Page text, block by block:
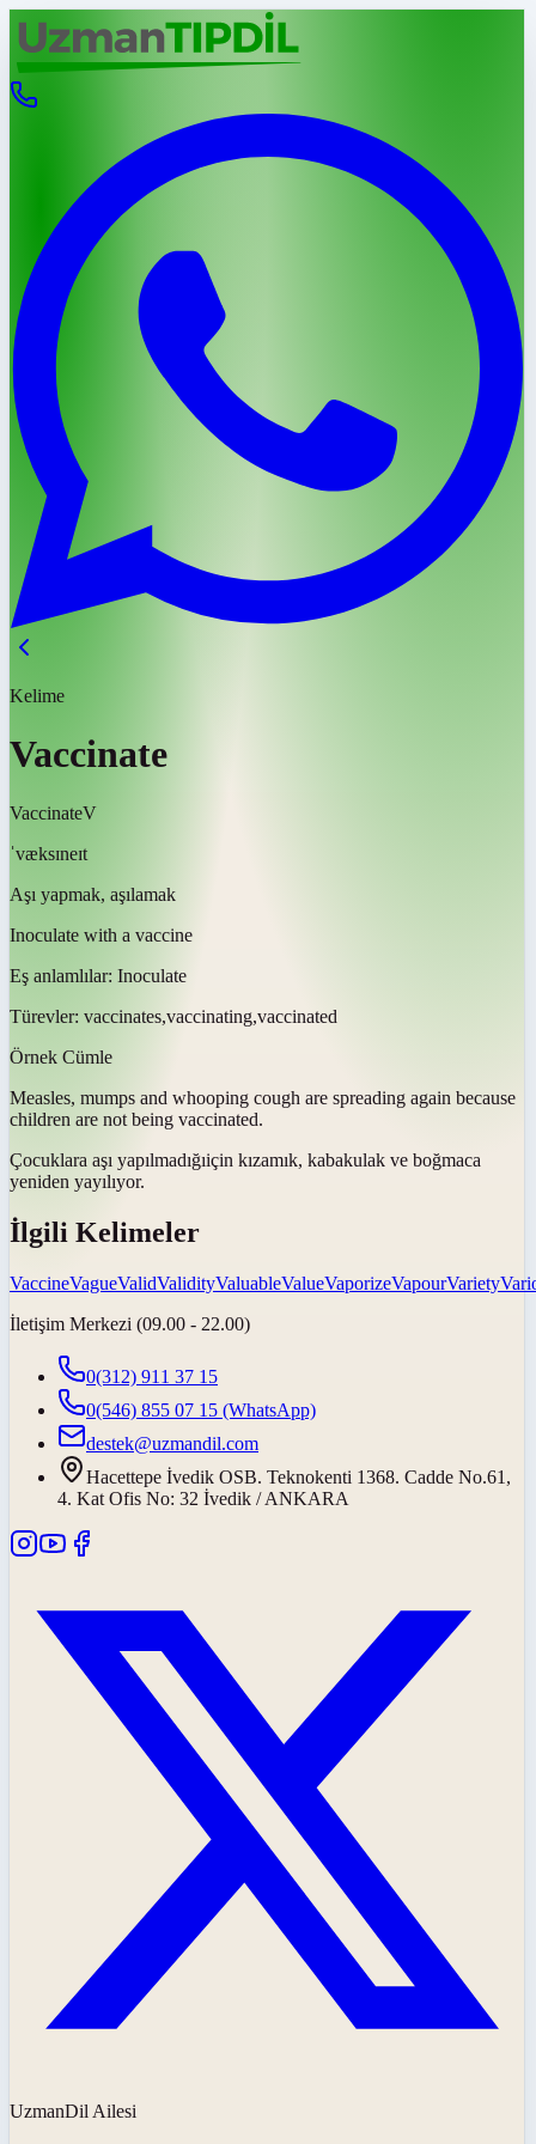
Kelime
Vaccinate
VaccinateV
ˈvæksɪneɪt
Aşı yapmak, aşılamak
Inoculate with a vaccine
Eş anlamlılar: Inoculate
Türevler: vaccinates,vaccinating,vaccinated
Örnek Cümle
Measles, mumps and whooping cough are spreading again because
children are not being vaccinated.
Çocuklara aşı yapılmadığıiçin kızamık, kabakulak ve boğmaca
yeniden yayılıyor.
İlgili Kelimeler
VaccineVagueValidValidityValuableValueVaporizeVapourVariety
İletişim Merkezi (09.00 - 22.00)
0(312) 911 37 15
0(546) 855 07 15 (WhatsApp)
destek@uzmandil.com
Hacettepe İvedik OSB. Teknokenti 1368. Cadde No.61,
4. Kat Ofis No: 32 İvedik / ANKARA
UzmanDil Ailesi